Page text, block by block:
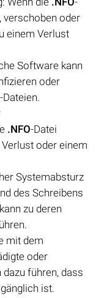
verschoben oder
einem Verlust
Software kann
oder
-Dateien.
.NFO-Datei
oder einem
Systemabsturz
des Schreibens
zu deren
mit dem
oder
führen, dass
ist.